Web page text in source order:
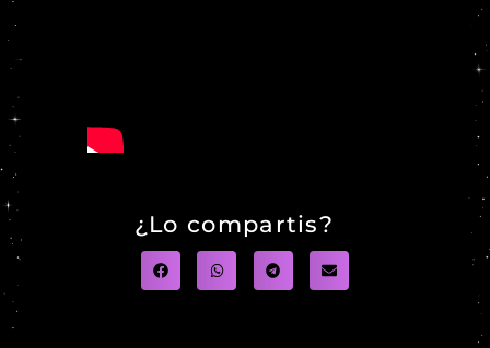
¿Lo compartis?